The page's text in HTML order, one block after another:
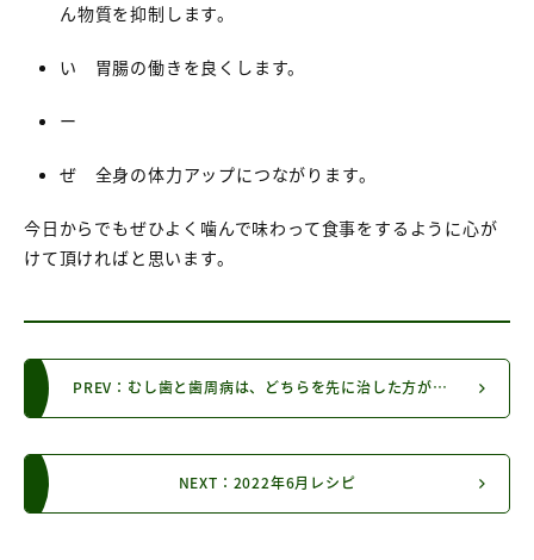
ん物質を抑制します。
い 胃腸の働きを良くします。
ー
ぜ 全身の体力アップにつながります。
今日からでもぜひよく噛んで味わって食事をするように心が
けて頂ければと思います。
PREV：むし歯と歯周病は、どちらを先に治した方が良いですか？
NEXT：2022年6月レシピ